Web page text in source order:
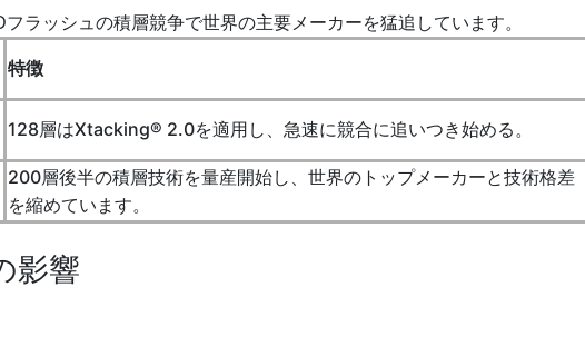
ラッシュの積層競争で世界の主要メーカーを猛追しています。
特徴
128層はXtacking® 2.0を適用し、急速に競合に追いつき始める。
200層後半の積層技術を量産開始し、世界のトップメーカーと技術格差
を縮めています。
影響